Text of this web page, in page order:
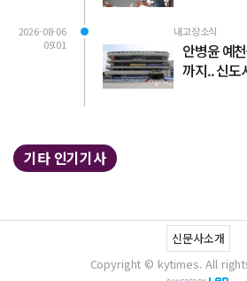
2026-08-06
09:01
내고장소식
안병윤 예
까지.. 신도
기타 인기기사
신문사소개
Copyright © kytimes. All